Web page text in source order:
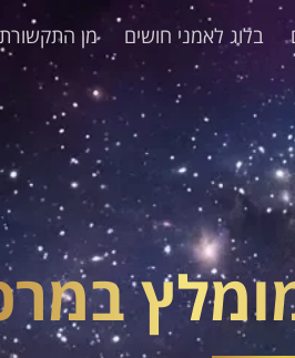
בלוג לאמני חושים מן התקשורת